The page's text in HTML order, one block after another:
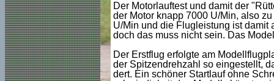
Der Motorlauftest und damit der
der Motor knapp 7000 U/Min, also
U/Min und die Flugleistung ist damit
doch das muss nicht sein. Das
Der Erstflug erfolgte am
der Spitzendrehzahl so eingestellt,
dert. Ein schöner Startlauf ohne